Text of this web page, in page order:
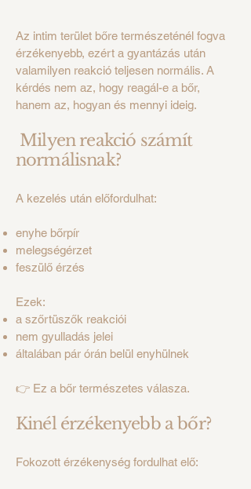
Az intim terület bőre természeténél fogva
érzékenyebb, ezért a gyantázás után
valamilyen reakció teljesen normális. A
kérdés nem az, hogy reagál-e a bőr,
hanem az, hogyan és mennyi ideig.
Milyen reakció számít
normálisnak?
A kezelés után előfordulhat:
enyhe bőrpír
melegségérzet
feszülő érzés
Ezek:
a szőrtüszők reakciói
nem gyulladás jelei
általában pár órán belül enyhülnek
👉 Ez a bőr természetes válasza.
Kinél érzékenyebb a bőr?
Fokozott érzékenység fordulhat elő: